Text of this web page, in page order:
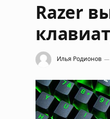
Razer
Илья Родионов